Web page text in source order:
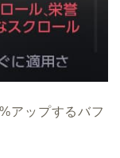
アップするバフ